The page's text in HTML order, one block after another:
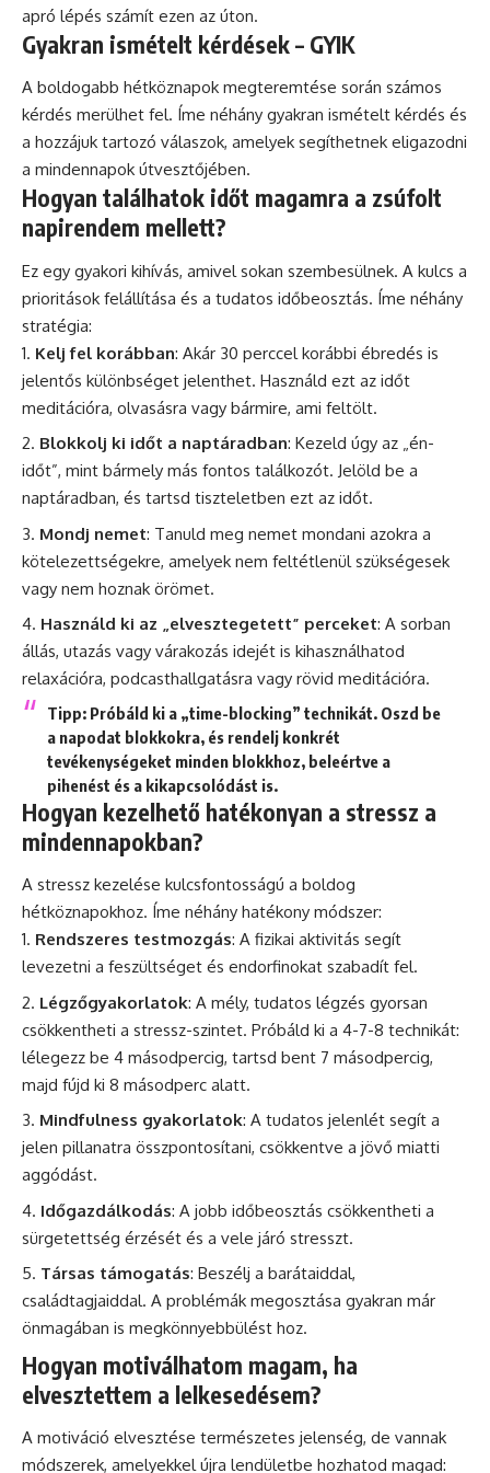
apró lépés számít ezen az úton.
Gyakran ismételt kérdések – GYIK
A boldogabb hétköznapok megteremtése során számos
kérdés merülhet fel. Íme néhány gyakran ismételt kérdés és
a hozzájuk tartozó válaszok, amelyek segíthetnek eligazodni
a mindennapok útvesztőjében.
Hogyan találhatok időt magamra a zsúfolt
napirendem mellett?
Ez egy gyakori kihívás, amivel sokan szembesülnek. A kulcs a
prioritások felállítása és a tudatos időbeosztás. Íme néhány
stratégia:
Kelj fel korábban: Akár 30 perccel korábbi ébredés is
jelentős különbséget jelenthet. Használd ezt az időt
meditációra, olvasásra vagy bármire, ami feltölt.
Blokkolj ki időt a naptáradban: Kezeld úgy az „én-
időt”, mint bármely más fontos találkozót. Jelöld be a
naptáradban, és tartsd tiszteletben ezt az időt.
Mondj nemet: Tanuld meg nemet mondani azokra a
kötelezettségekre, amelyek nem feltétlenül szükségesek
vagy nem hoznak örömet.
Használd ki az „elvesztegetett” perceket: A sorban
állás, utazás vagy várakozás idejét is kihasználhatod
relaxációra, podcasthallgatásra vagy rövid meditációra.
Tipp: Próbáld ki a „time-blocking” technikát. Oszd be
a napodat blokkokra, és rendelj konkrét
tevékenységeket minden blokkhoz, beleértve a
pihenést és a kikapcsolódást is.
Hogyan kezelhető hatékonyan a stressz a
mindennapokban?
A stressz kezelése kulcsfontosságú a boldog
hétköznapokhoz. Íme néhány hatékony módszer:
Rendszeres testmozgás: A fizikai aktivitás segít
levezetni a feszültséget és endorfinokat szabadít fel.
Légzőgyakorlatok: A mély, tudatos légzés gyorsan
csökkentheti a stressz-szintet. Próbáld ki a 4-7-8 technikát:
lélegezz be 4 másodpercig, tartsd bent 7 másodpercig,
majd fújd ki 8 másodperc alatt.
Mindfulness gyakorlatok: A tudatos jelenlét segít a
jelen pillanatra összpontosítani, csökkentve a jövő miatti
aggódást.
Időgazdálkodás: A jobb időbeosztás csökkentheti a
sürgetettség érzését és a vele járó stresszt.
Társas támogatás: Beszélj a barátaiddal,
családtagjaiddal. A problémák megosztása gyakran már
önmagában is megkönnyebbülést hoz.
Hogyan motiválhatom magam, ha
elvesztettem a lelkesedésem?
A motiváció elvesztése természetes jelenség, de vannak
módszerek, amelyekkel újra lendületbe hozhatod magad: